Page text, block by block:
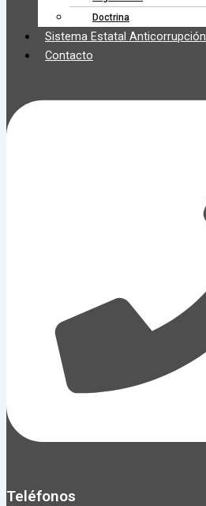
Doctrina
Sistema Estatal Anticorrupción
Contacto
Teléfonos